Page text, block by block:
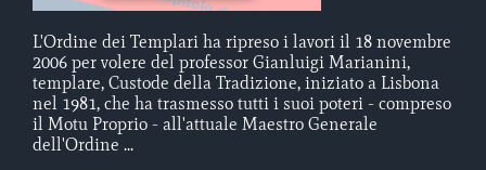
L'Ordine dei Templari ha ripreso i lavori il 18 novembre
2006 per volere del professor Gianluigi Marianini,
templare, Custode della Tradizione, iniziato a Lisbona
nel 1981, che ha trasmesso tutti i suoi poteri - compreso
il Motu Proprio - all'attuale Maestro Generale
dell'Ordine ...